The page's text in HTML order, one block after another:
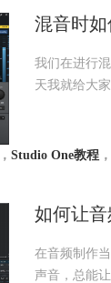
混音时如
我们在进行
天我就给大
， Studio One教程 ，
如何让音
在音频制作
声音，总能